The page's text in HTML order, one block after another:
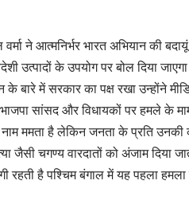
वर्मा ने आत्मनिर्भर भारत अभियान की
उत्पादों के उपयोग पर बोल दिया
के बारे में सरकार का पक्ष रखा उन्होंने
सांसद और विधायकों पर हमले के
ममता है लेकिन जनता के प्रति उनकी
जैसी चगण्य वारदातों को अंजाम
रहती है पश्चिम बंगाल में यह पहला